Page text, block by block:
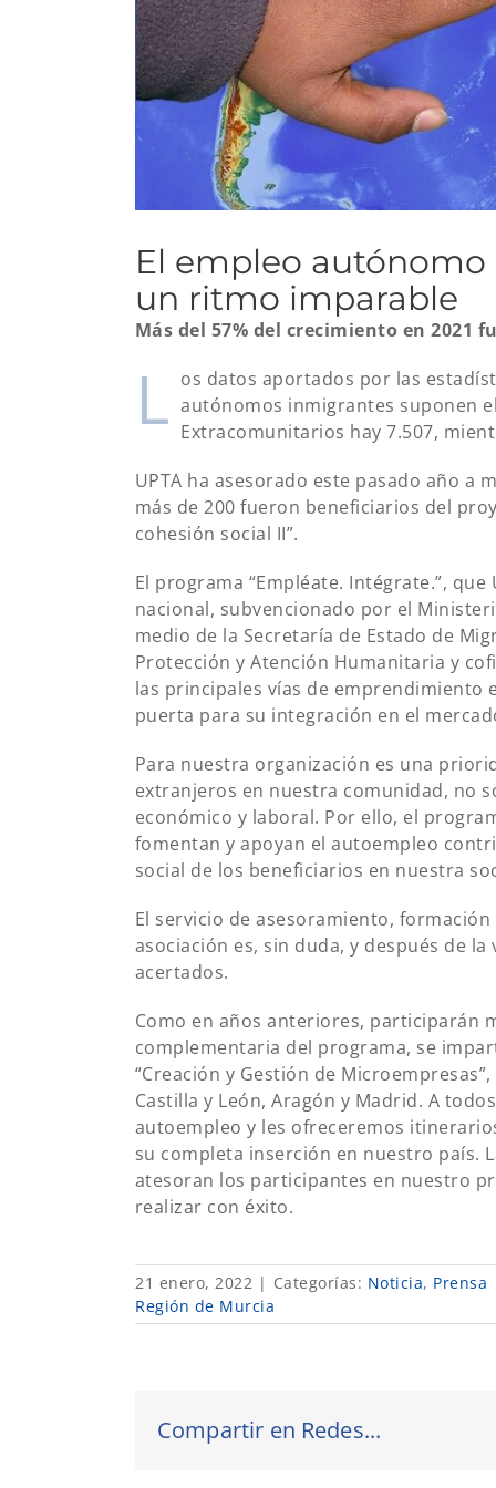
El empleo
un ritmo imparable
Más del 57% del crecimiento en 2021
L os datos aportados por las
autónomos inmigrantes suponen
Extracomunitarios hay 7.507,
UPTA ha asesorado este pasado año a
más de 200 fueron beneficiarios del
cohesión social II”.
El programa “Empléate. Intégrate.”,
nacional, subvencionado por el
medio de la Secretaría de Estado de
Protección y Atención Humanitaria y
las principales vías de emprendimiento
puerta para su integración en el
Para nuestra organización es una
extranjeros en nuestra comunidad, no
económico y laboral. Por ello, el
fomentan y apoyan el autoempleo
social de los beneficiarios en nuestra
El servicio de asesoramiento,
asociación es, sin duda, y después de
acertados.
Como en años anteriores, participarán
complementaria del programa, se
“Creación y Gestión de
Castilla y León, Aragón y Madrid. A
autoempleo y les ofreceremos
su completa inserción en nuestro país.
atesoran los participantes en nuestro
realizar con éxito.
21 enero, 2022 | Categorías: Noticia, Prensa
Región de Murcia
Compartir en Redes...